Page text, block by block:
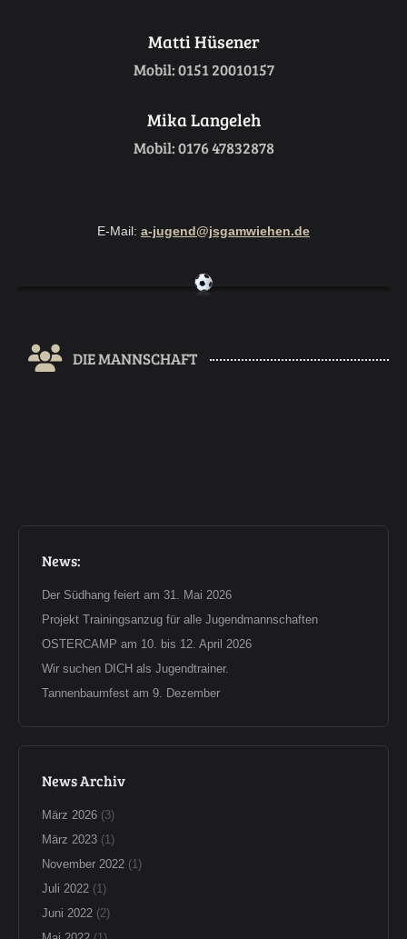
Matti Hüsener
Mobil: 0151 20010157
Mika Langeleh
Mobil: 0176 47832878
E-Mail: a-jugend@jsgamwiehen.de
DIE MANNSCHAFT
News:
Der Südhang feiert am 31. Mai 2026
Projekt Trainingsanzug für alle Jugendmannschaften
OSTERCAMP am 10. bis 12. April 2026
Wir suchen DICH als Jugendtrainer.
Tannenbaumfest am 9. Dezember
News Archiv
März 2026 (3)
März 2023 (1)
November 2022 (1)
Juli 2022 (1)
Juni 2022 (2)